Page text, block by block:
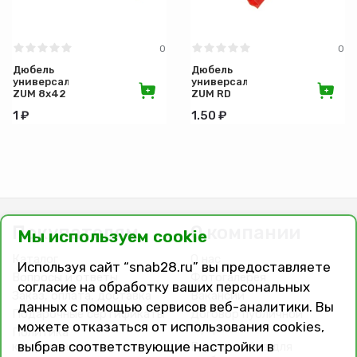
0
Дюбель
универсальный
ZUM 8х42
1 ₽
0
Дюбель
универсальный
ZUM RD
1.50 ₽
Покупателям
Каталог
Вопросы и ответы
Заказ, оплата, доставка
Подарочные сертификаты
Политика
конфиденциальности
О компании
О нас
Фотогалерея
Вакансии
Договор публичной
оферты
Версия сайта для
Мы используем cookie
Используя сайт “snab28.ru” вы предоставляете
согласие на обработку ваших персональных
данных с помощью сервисов веб-аналитики. Вы
можете отказаться от использования cookies,
выбрав соответствующие настройки в